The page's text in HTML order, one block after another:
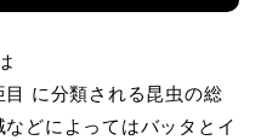
に分類される昆虫の総
どによってはバッタとイ